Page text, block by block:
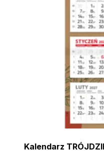
Kalendarz